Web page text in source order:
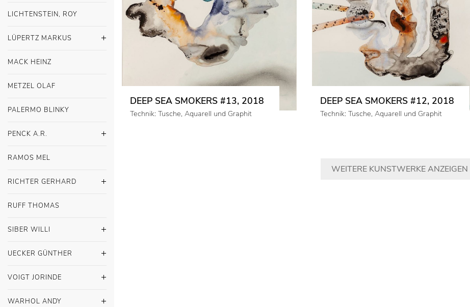
LICHTENSTEIN, ROY
LÜPERTZ MARKUS
MACK HEINZ
METZEL OLAF
PALERMO BLINKY
PENCK A.R.
RAMOS MEL
RICHTER GERHARD
RUFF THOMAS
SIBER WILLI
UECKER GÜNTHER
VOIGT JORINDE
WARHOL ANDY
DEEP SEA SMOKERS #13, 2018
Technik: Tusche, Aquarell und Graphit
DEEP SEA SMOKERS #12, 2018
Technik: Tusche, Aquarell und Graphit
WEITERE KUNSTWERKE ANZEIGEN